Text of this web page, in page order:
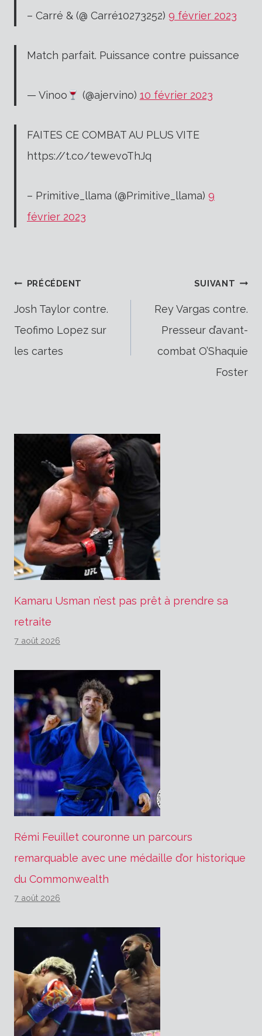
– Carré & (@ Carré10273252) 9 février 2023
Match parfait. Puissance contre puissance
— Vinoo (@ajervino) 10 février 2023
FAITES CE COMBAT AU PLUS VITE
https://t.co/tewevoThJq
– Primitive_llama (@Primitive_llama) 9
février 2023
Navigation
de
PRÉCÉDENT
Josh Taylor contre.
Teofimo Lopez sur
les cartes
SUIVANT
Rey Vargas contre.
Presseur d’avant-
combat O’Shaquie
Foster
Kamaru Usman n’est pas prêt à prendre sa
retraite
7 août 2026
Rémi Feuillet couronne un parcours
remarquable avec une médaille d’or historique
du Commonwealth
7 août 2026